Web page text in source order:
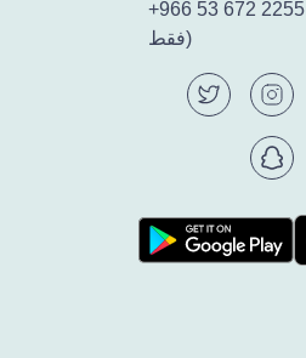
+966 53 672 2255
فقط)